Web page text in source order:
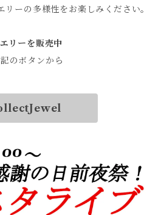
ーの多様性をお楽しみください。
リーを販売中
のボタンから